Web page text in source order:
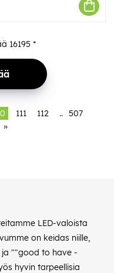
16195 *
111 112 .. 507
»
LED-valoista
on keidas niille,
""good to have -
hyvin tarpeellisia